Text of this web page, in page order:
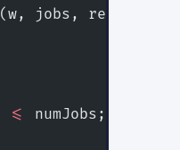
(w, jobs, results)
<= numJobs; j